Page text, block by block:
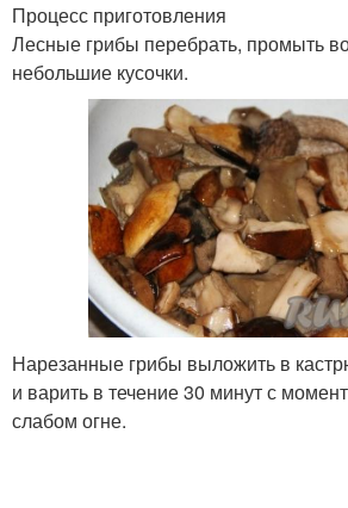
Процесс приготовления
Лесные грибы перебрать, промыть
небольшие кусочки.
Нарезанные грибы выложить в
и варить в течение 30 минут с
слабом огне.